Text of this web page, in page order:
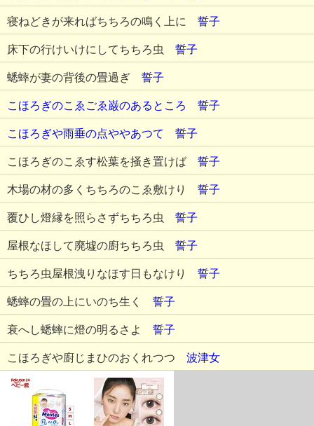
寝ねどきが来ればちちろの鳴く上に 誓子
床下の行けいけにしてちちろ虫 誓子
蟋蟀が妻の背後の畳過ぎ 誓子
こほろぎのこゑごゑ巌のあるところ 誓子
こほろぎや雨垂の点ややあつて 誓子
こほろぎのこゑす松葉を掻き置けば 誓子
木場の材の多くちちろのこゑ敷けり 誓子
覆ひし燈縁を照らさずちちろ虫 誓子
屋根なほして廃墟の廚ちちろ虫 誓子
ちちろ虫屋根洩りなほす日もなけり 誓子
蟋蟀の畳の上にいのち生く 誓子
衰へし蟋蟀に燈の明るさよ 誓子
こほろぎや廚じまひのおくれつつ 波津女